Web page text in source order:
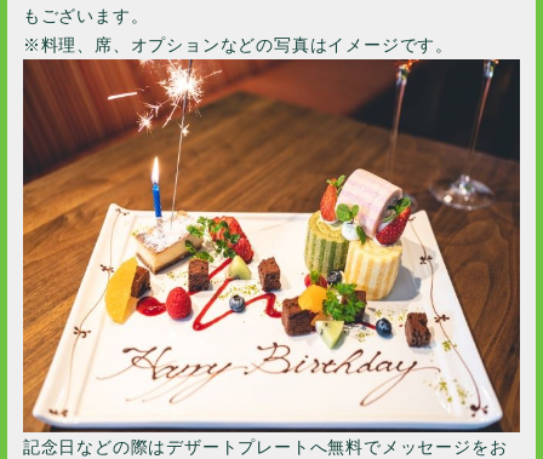
もございます。
※料理、席、オプションなどの写真はイメージです。
記念日などの際はデザートプレートへ無料でメッセージをお